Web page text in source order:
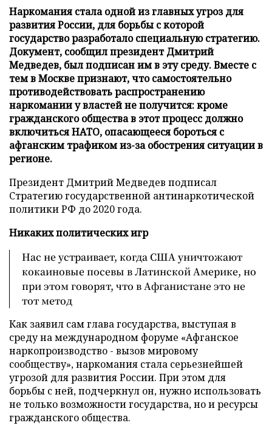
Наркомания стала одной из главных угроз для
развития России, для борьбы с которой
государство разработало специальную стратегию.
Документ, сообщил президент Дмитрий
Медведев, был подписан им в эту среду. Вместе с
тем в Москве признают, что самостоятельно
противодействовать распространению
наркомании у властей не получится: кроме
гражданского общества в этот процесс должно
включиться НАТО, опасающееся бороться с
афганским трафиком из-за обострения ситуации в
регионе.
Президент Дмитрий Медведев подписал
Стратегию государственной антинаркотической
политики РФ до 2020 года.
Никаких политических игр
Нас не устраивает, когда США уничтожают
кокаиновые посевы в Латинской Америке, но
при этом говорят, что в Афганистане это не
тот метод
Как заявил сам глава государства, выступая в
среду на международном форуме «Афганское
наркопроизводство - вызов мировому
сообществу», наркомания стала серьезнейшей
угрозой для развития России. При этом для
борьбы с ней, подчеркнул он, нужно использовать
не только возможности государства, но и ресурсы
гражданского общества.